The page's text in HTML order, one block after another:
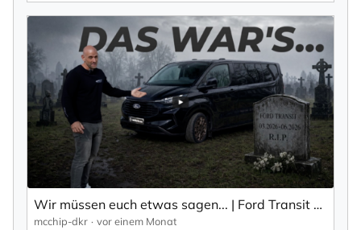
Wir müssen euch etwas sagen... | Ford Transit Projekt Update | mcchip-dkr
mcchip-dkr vor einem Monat